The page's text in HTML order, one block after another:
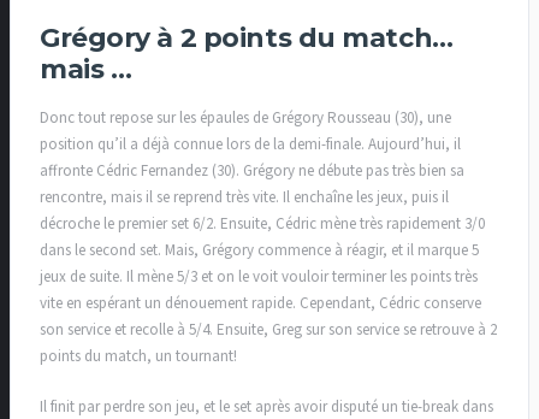
Grégory à 2 points du match…
mais …
Donc tout repose sur les épaules de Grégory Rousseau (30), une
position qu’il a déjà connue lors de la demi-finale. Aujourd’hui, il
affronte Cédric Fernandez (30). Grégory ne débute pas très bien sa
rencontre, mais il se reprend très vite. Il enchaîne les jeux, puis il
décroche le premier set 6/2. Ensuite, Cédric mène très rapidement 3/0
dans le second set. Mais, Grégory commence à réagir, et il marque 5
jeux de suite. Il mène 5/3 et on le voit vouloir terminer les points très
vite en espérant un dénouement rapide. Cependant, Cédric conserve
son service et recolle à 5/4. Ensuite, Greg sur son service se retrouve à 2
points du match, un tournant!
Il finit par perdre son jeu, et le set après avoir disputé un tie-break dans